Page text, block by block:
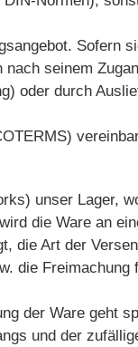
Sofern
seinem
oder durch
unser Lager,
die Ware an
die Art der
die
der Ware geht
und der